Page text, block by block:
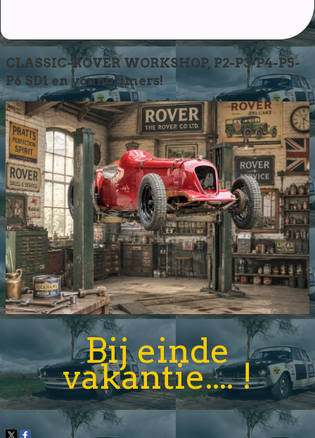
CLASSIC-ROVER WORKSHOP, P2-P3-P4-P5-
P6 SD1 en youngtimers!
Bij einde
vakantie.... !